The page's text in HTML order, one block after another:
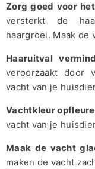
Zorg goed voor
versterkt de
haargroei. Maak de
Haaruitval
veroorzaakt door
vacht van je
Vachtkleur
vacht van je
Maak de vacht
maken de vacht